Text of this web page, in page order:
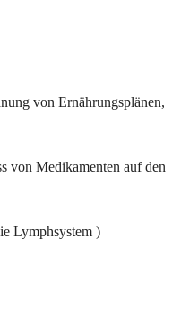
von Ernährungsplänen,
von Medikamenten auf den
Lymphsystem )